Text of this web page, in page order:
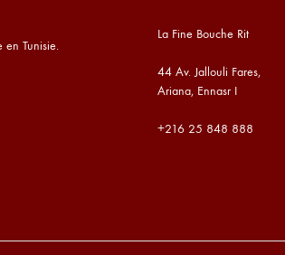
en Tunisie.
La Fine Bouche Rit
44 Av. Jallouli Fares,
Ariana, Ennasr I
+216 25 848 888